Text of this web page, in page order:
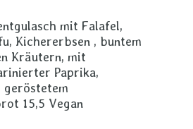
mit Falafel,
Kichererbsen , buntem
Kräutern, mit
Paprika,
geröstetem
15,5 Vegan